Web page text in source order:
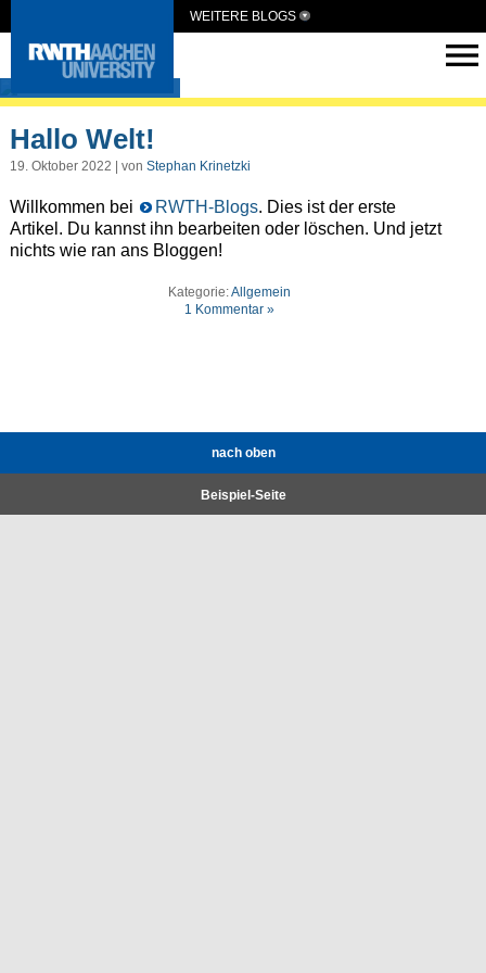
WEITERE BLOGS
Just Breathe
Hallo Welt!
19. Oktober 2022 | von Stephan Krinetzki
Willkommen bei RWTH-Blogs. Dies ist der erste
Artikel. Du kannst ihn bearbeiten oder löschen. Und jetzt
nichts wie ran ans Bloggen!
Kategorie:Allgemein
1 Kommentar »
nach oben
Beispiel-Seite